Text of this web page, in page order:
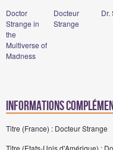
Doctor
Strange in
the
Multiverse of
Madness
Docteur
Strange
Dr.
Informations
Titre (France) : Docteur Strange
Titre (Etats-Unis d'Amérique) :